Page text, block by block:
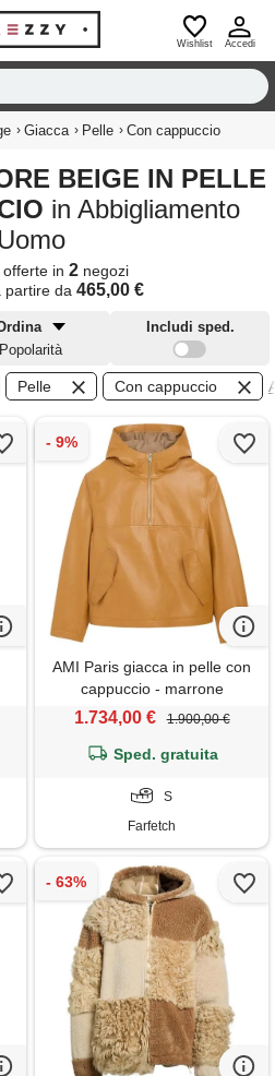
Wishlist Accedi
› Giacca › Pelle › Con cappuccio
in Abbigliamento
offerte in 2 negozi
partire da 465,00 €
Popolarità
Includi sped.
Pelle Con cappuccio
AMI Paris giacca in pelle con
cappuccio - marrone
1.734,00 € 1.900,00 €
Sped. gratuita
S
Farfetch